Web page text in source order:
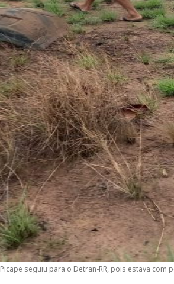
Picape seguiu para o Detran-RR, pois estava com